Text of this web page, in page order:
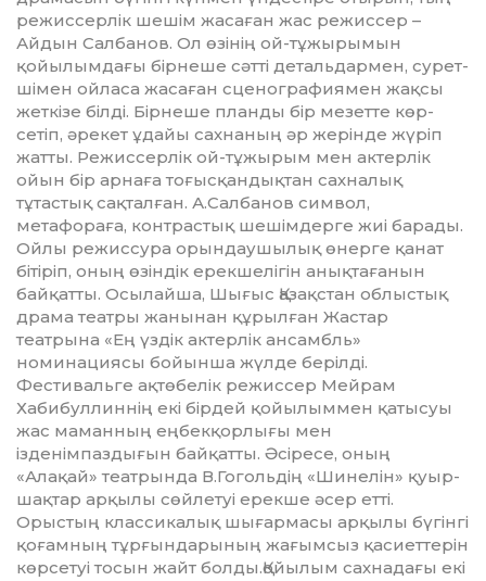
режиссер­лік шешім жасаған жас режиссер –
Айдын Салбанов. Ол өзінің ой-тұжырымын
қойылымдағы бірнеше сәтті детальдармен, су­рет­
шімен ойласа жасаған сценографиямен жақсы
жеткізе білді. Бірнеше планды бір мезетте көр­
сетіп, әрекет ұдайы сахнаның әр жерінде жүріп
жатты. Режис­сер­лік ой-тұжырым мен актерлік
ойын бір арнаға тоғысқандықтан сахналық
тұтастық сақталған. А.Салбанов символ,
метафораға, контрастық шешімдерге жиі барады.
Ойлы режиссура орын­дау­шы­лық өнерге қанат
бітіріп, он­ың өзіндік ерекшелігін анық­­­тағанын
байқатты. Осылай­ша, Шығыс Қазақстан облыстық
драма театры жанынан құрылған Жастар
театрына «Ең үздік актерлік ансамбль»
номинациясы бойынша жүлде берілді.
Фестивальге ақтөбелік режиссер Мейрам
Хабибуллиннің екі бірдей қойылыммен қатысуы
жас маманның еңбекқорлығы мен
ізденімпаздығын байқатты. Әсіресе, оның
«Алақай» театрын­да В.Гогольдің «Шинелін» қуыр­
шақтар арқылы сөйлетуі ерекше әсер етті.
Орыстың классикалық шығармасы арқылы бүгінгі
қоғам­ның тұрғындарының жа­ғым­сыз қасиеттерін
көрсетуі то­сын жайт болды.Қойылым сахнадағы екі